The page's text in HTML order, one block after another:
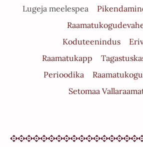
Lugeja meelespea
Koduteenindus
Raamatukapp
Perioodika
Setomaa